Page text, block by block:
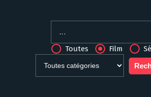
Toutes Film